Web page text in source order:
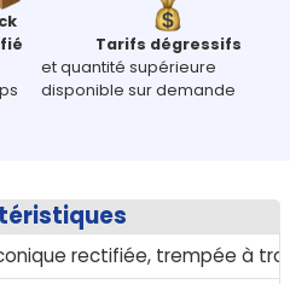
Tarifs dégressifs
et quantité supérieure
disponible sur demande
rectifiée, trempée à